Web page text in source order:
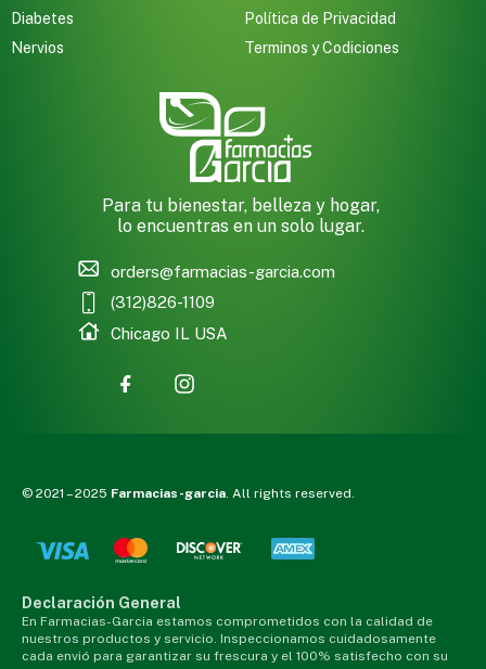
Diabetes
Nervios
Política de Privacidad
Terminos y Codiciones
Para tu bienestar, belleza y hogar,
lo encuentras en un solo lugar.
orders@farmacias-garcia.com
(312)826-1109
Chicago IL USA
© 2021 – 2025 Farmacias-garcia. All rights reserved.
Declaración General
En Farmacias-Garcia estamos comprometidos con la calidad de
nuestros productos y servicio. Inspeccionamos cuidadosamente
cada envió para garantizar su frescura y el 100% satisfecho con su